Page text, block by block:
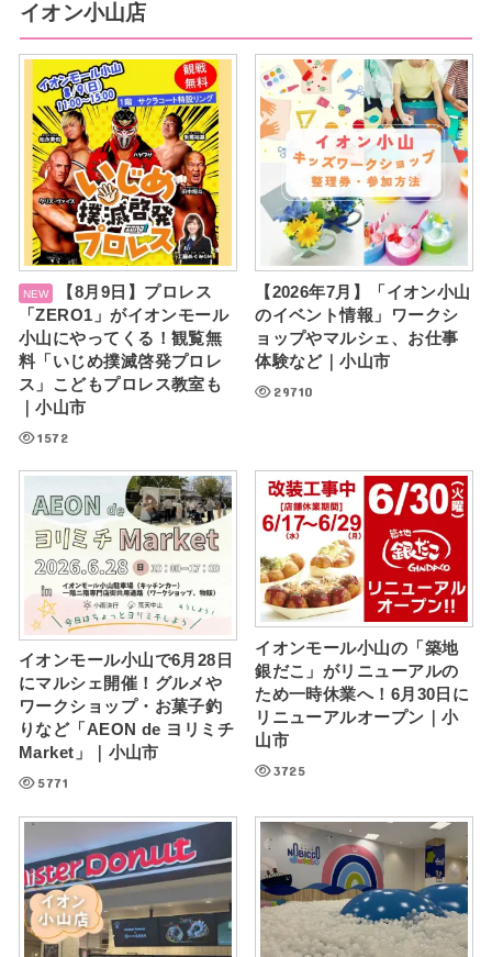
イオン小山店
【8月9日】プロレス
「ZERO1」がイオンモール
小山にやってくる！観覧無
料「いじめ撲滅啓発プロレ
ス」こどもプロレス教室も
｜小山市
1572
【2026年7月】「イオン小山
のイベント情報」ワークシ
ョップやマルシェ、お仕事
体験など｜小山市
29710
イオンモール小山で6月28日
にマルシェ開催！グルメや
ワークショップ・お菓子釣
りなど「AEON de ヨリミチ
Market」｜小山市
5771
イオンモール小山の「築地
銀だこ」がリニューアルの
ため一時休業へ！6月30日に
リニューアルオープン｜小
山市
3725